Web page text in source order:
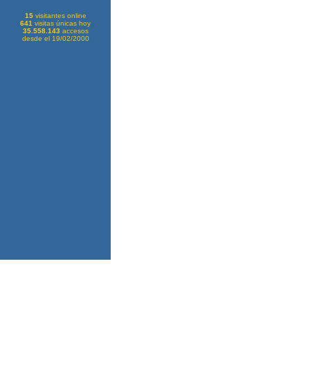
15visitantes online
641 visitas únicas hoy
35.558.143 accesos
desde el 19/02/2000